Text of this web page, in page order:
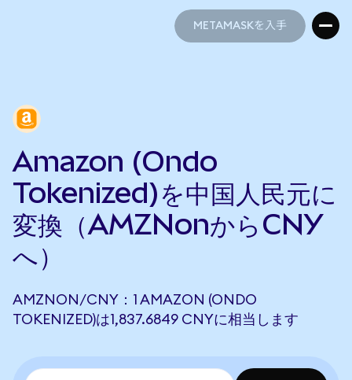
METAMASKを入手
Amazon (Ondo
Tokenized)を中国人民元に
変換（AMZNonからCNY
へ）
AMZNON/CNY：1 AMAZON (ONDO
TOKENIZED)は1,837.6849 CNYに相当します